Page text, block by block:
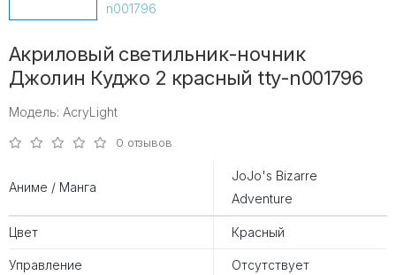
Акриловый светильник-ночник
Джолин Куджо 2 красный tty-n001796
Модель: AcryLight
0 отзывов
Аниме / Манга
JoJo's Bizarre
Adventure
Цвет Красный
Управление Отсутствует